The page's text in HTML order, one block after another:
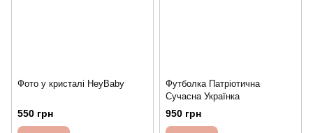
Фото у кристалі HeyBaby
550 грн
Футболка Патріотична
Сучасна Українка
950 грн